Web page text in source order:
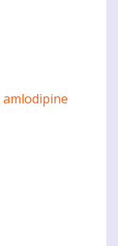
amlodipine